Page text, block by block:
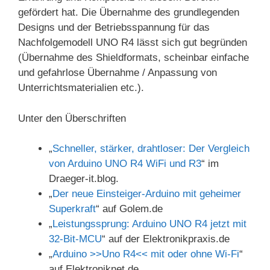
gefördert hat. Die Übernahme des grundlegenden
Designs und der Betriebsspannung für das
Nachfolgemodell UNO R4 lässt sich gut begründen
(Übernahme des Shieldformats, scheinbar einfache
und gefahrlose Übernahme / Anpassung von
Unterrichtsmaterialien etc.).
Unter den Überschriften
„Schneller, stärker, drahtloser: Der Vergleich
von Arduino UNO R4 WiFi und R3“ im
Draeger-it.blog.
„Der neue Einsteiger-Arduino mit geheimer
Superkraft“ auf Golem.de
„Leistungssprung: Arduino UNO R4 jetzt mit
32-Bit-MCU“ auf der Elektronikpraxis.de
„Arduino >>Uno R4<< mit oder ohne Wi-Fi“